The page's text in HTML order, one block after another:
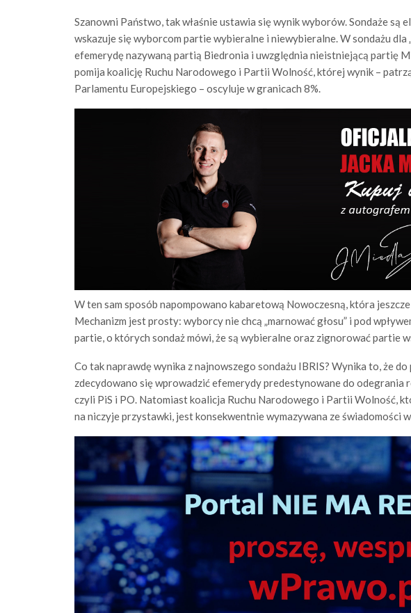
Szanowni Państwo, tak właśnie ustawia się wynik wyborów. Sondaże są
wskazuje się wyborcom partie wybieralne i niewybieralne. W sondażu dla
efemerydę nazywaną partią Biedronia i uwzględnia nieistniejącą partię
pomija koalicję Ruchu Narodowego i Partii Wolność, której wynik –
Parlamentu Europejskiego – oscyluje w granicach 8%.
W ten sam sposób napompowano kabaretową Nowoczesną, która
Mechanizm jest prosty: wyborcy nie chcą „marnować głosu” i pod
partie, o których sondaż mówi, że są wybieralne oraz zignorować partie
Co tak naprawdę wynika z najnowszego sondażu IBRIS? Wynika to, że
zdecydowano się wprowadzić efemerydy predestynowane do odegrania
czyli PiS i PO. Natomiast koalicja Ruchu Narodowego i Partii Wolność,
na niczyje przystawki, jest konsekwentnie wymazywana ze świadomości